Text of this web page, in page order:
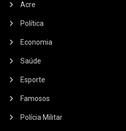
Acre
Política
Economia
Saúde
Esporte
Famosos
Polícia Militar